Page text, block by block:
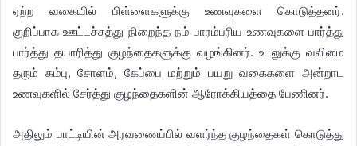
ஏற்ற வகையில் பிள்ளைகளுக்கு உணவுகளை கொடுத்தனர்.
குறிப்பாக ஊட்டச்சத்து நிறைந்த நம் பாரம்பரிய உணவுகளை பார்த்து
பார்த்து தயாரித்து குழந்தைகளுக்கு வழங்கினர். உடலுக்கு வலிமை
தரும் கம்பு, சோளம், கேப்பை மற்றும் பயறு வகைகளை அன்றாட
உணவுகளில் சேர்த்து குழந்தைகளின் ஆரோக்கியத்தை பேணினர்.
அதிலும் பாட்டியின் அரவணைப்பில் வளர்ந்த குழந்தைகள் கொடுத்து